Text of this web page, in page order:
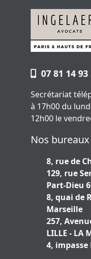
07 81 14 93
Secrétariat
à 17h00 du
12h00 le
Nos bureaux
8, rue de
129, rue
Part-Dieu
8, quai de
Marseille
257,
LILLE - LA
4, impasse